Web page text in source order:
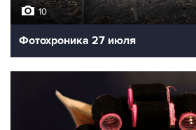
10
Фотохроника 27 июля